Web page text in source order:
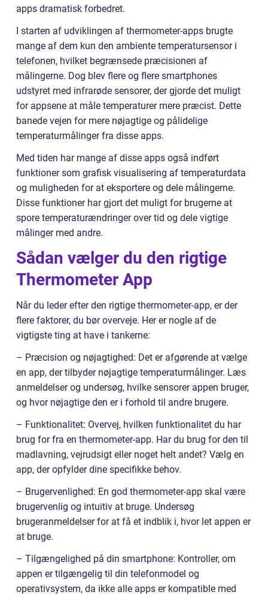
apps dramatisk forbedret.
I starten af udviklingen af thermometer-apps brugte
mange af dem kun den ambiente temperatursensor i
telefonen, hvilket begrænsede præcisionen af
målingerne. Dog blev flere og flere smartphones
udstyret med infrarøde sensorer, der gjorde det muligt
for appsene at måle temperaturer mere præcist. Dette
banede vejen for mere nøjagtige og pålidelige
temperaturmålinger fra disse apps.
Med tiden har mange af disse apps også indført
funktioner som grafisk visualisering af temperaturdata
og muligheden for at eksportere og dele målingerne.
Disse funktioner har gjort det muligt for brugerne at
spore temperaturændringer over tid og dele vigtige
målinger med andre.
Sådan vælger du den rigtige
Thermometer App
Når du leder efter den rigtige thermometer-app, er der
flere faktorer, du bør overveje. Her er nogle af de
vigtigste ting at have i tankerne:
– Præcision og nøjagtighed: Det er afgørende at vælge
en app, der tilbyder nøjagtige temperaturmålinger. Læs
anmeldelser og undersøg, hvilke sensorer appen bruger,
og hvor nøjagtige den er i forhold til andre brugere.
– Funktionalitet: Overvej, hvilken funktionalitet du har
brug for fra en thermometer-app. Har du brug for den til
madlavning, vejrudsigt eller noget helt andet? Vælg en
app, der opfylder dine specifikke behov.
– Brugervenlighed: En god thermometer-app skal være
brugervenlig og intuitiv at bruge. Undersøg
brugeranmeldelser for at få et indblik i, hvor let appen er
at bruge.
– Tilgængelighed på din smartphone: Kontroller, om
appen er tilgængelig til din telefonmodel og
operativsystem, da ikke alle apps er kompatible med